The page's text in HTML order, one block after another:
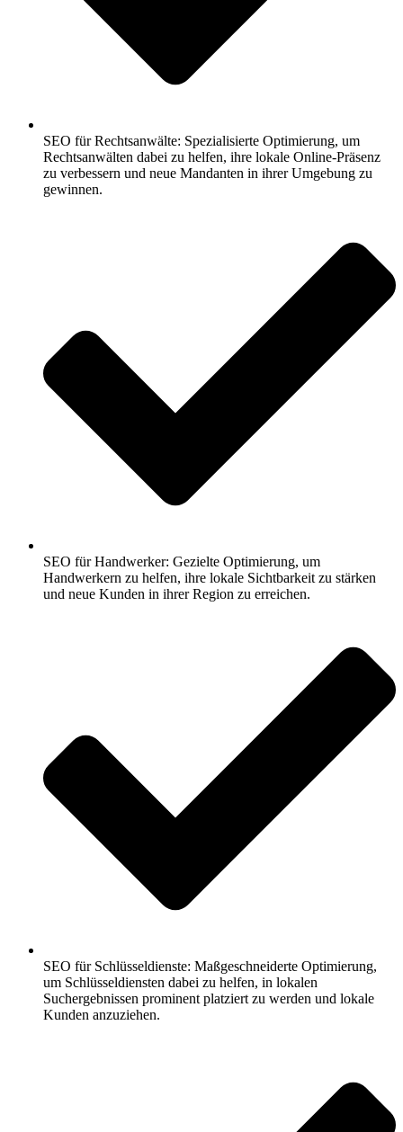
SEO für Rechtsanwälte: Spezialisierte Optimierung, um
Rechtsanwälten dabei zu helfen, ihre lokale Online-Präsenz
zu verbessern und neue Mandanten in ihrer Umgebung zu
gewinnen.
SEO für Handwerker: Gezielte Optimierung, um
Handwerkern zu helfen, ihre lokale Sichtbarkeit zu stärken
und neue Kunden in ihrer Region zu erreichen.
SEO für Schlüsseldienste: Maßgeschneiderte Optimierung,
um Schlüsseldiensten dabei zu helfen, in lokalen
Suchergebnissen prominent platziert zu werden und lokale
Kunden anzuziehen.